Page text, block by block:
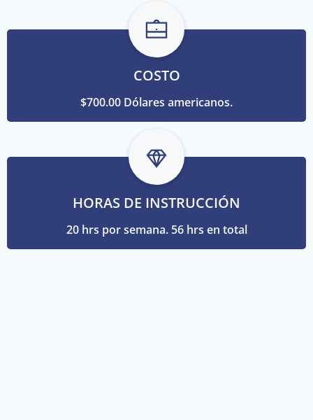
COSTO
$700.00 Dólares americanos.
HORAS DE INSTRUCCIÓN
20 hrs por semana. 56 hrs en total